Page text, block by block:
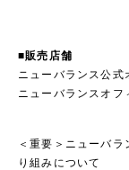
■販売店舗
ニューバランス公式
ニューバランスオフ
＜重要＞ニューバ
り組みについて